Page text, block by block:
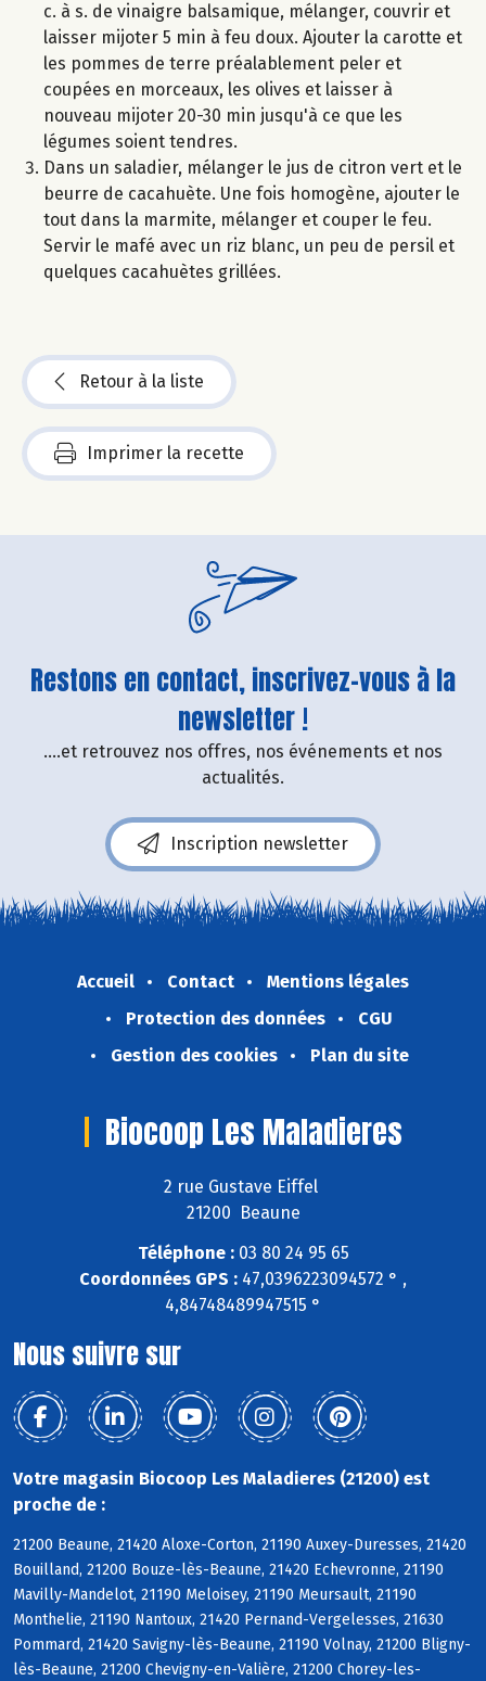
c. à s. de vinaigre balsamique, mélanger, couvrir et
laisser mijoter 5 min à feu doux. Ajouter la carotte et
les pommes de terre préalablement peler et
coupées en morceaux, les olives et laisser à
nouveau mijoter 20-30 min jusqu'à ce que les
légumes soient tendres.
Dans un saladier, mélanger le jus de citron vert et le
beurre de cacahuète. Une fois homogène, ajouter le
tout dans la marmite, mélanger et couper le feu.
Servir le mafé avec un riz blanc, un peu de persil et
quelques cacahuètes grillées.
Retour à la liste
Imprimer la recette
Restons en contact, inscrivez-vous à la
newsletter !
....et retrouvez nos offres, nos événements et nos
actualités.
Inscription newsletter
Accueil Contact
Mentions légales
Protection des données
CGU
Gestion des cookies
Plan du site
Biocoop Les Maladieres
2 rue Gustave Eiffel
21200 Beaune
Téléphone :03 80 24 95 65
Coordonnées GPS : 47,0396223094572 ° ,
4,84748489947515 °
Nous suivre sur
Votre magasin Biocoop Les Maladieres (21200) est
proche de :
21200 Beaune, 21420 Aloxe-Corton, 21190 Auxey-Duresses, 21420
Bouilland, 21200 Bouze-lès-Beaune, 21420 Echevronne, 21190
Mavilly-Mandelot, 21190 Meloisey, 21190 Meursault, 21190
Monthelie, 21190 Nantoux, 21420 Pernand-Vergelesses, 21630
Pommard, 21420 Savigny-lès-Beaune, 21190 Volnay, 21200 Bligny-
lès-Beaune, 21200 Chevigny-en-Valière, 21200 Chorey-les-